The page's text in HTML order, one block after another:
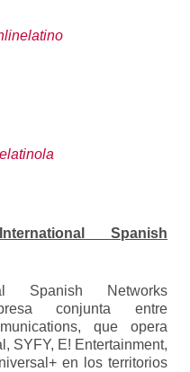
Spanish
Spanish Networks
conjunta entre
que opera
SYFY, E! Entertainment,
en los territorios